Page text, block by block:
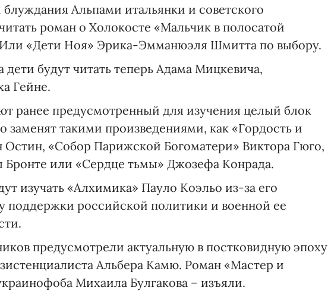
блуждания Альпами итальянки и советского
роман о Холокосте «Мальчик в полосатой
«Дети Ноя» Эрика-Эмманюэля Шмитта по выбору.
будут читать теперь Адама Мицкевича,
Гейне.
ранее предусмотренный для изучения целый блок
заменят такими произведениями, как «Гордость и
«Собор Парижской Богоматери» Виктора Гюго,
или «Сердце тьмы» Джозефа Конрада.
изучать «Алхимика» Пауло Коэльо из-за его
поддержки российской политики и военной ее
предусмотрели актуальную в постковидную эпоху
Альбера Камю. Роман «Мастер и
Михаила Булгакова – изъяли.